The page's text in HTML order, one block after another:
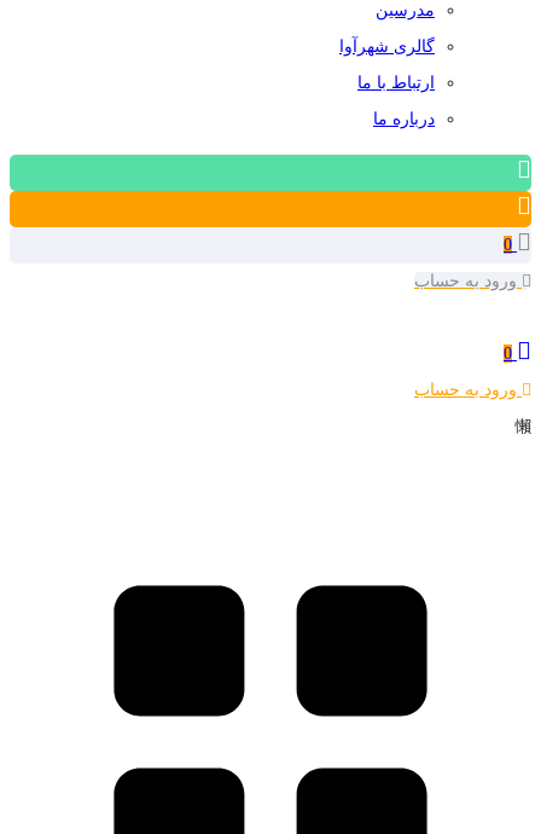
مدرسین
گالری شهرآوا
ارتباط با ما
درباره ما
0
ورود به حساب
0
ورود به حساب